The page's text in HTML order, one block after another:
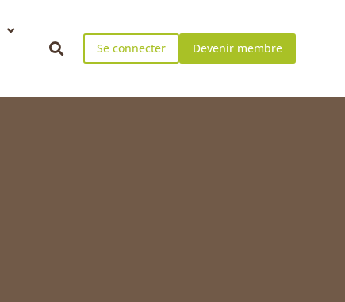
Se connecter Devenir membre